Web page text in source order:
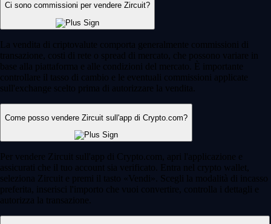
Ci sono commissioni per vendere Zircuit?
La vendita di criptovalute comporta generalmente commissioni di
transazione, costi di rete o spread di mercato, che possono variare in
base alla piattaforma e alle condizioni del mercato. È importante
controllare il tasso di cambio e le eventuali commissioni applicate
sull'exchange scelto prima di autorizzare la vendita.
Come posso vendere Zircuit sull'app di Crypto.com?
Per vendere Zircuit sull'app di Crypto.com, apri l'applicazione e
assicurati che il tuo account sia verificato. Entra nel crypto wallet,
seleziona Zircuit e premi il tasto «Vendi». Scegli la modalità di incasso
preferita, inserisci l'importo che vuoi convertire, controlla i dettagli e
autorizza la transazione.